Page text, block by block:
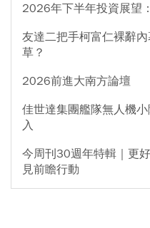
2026年下半年投資展望
友達二把手柯富仁裸辭
草？
2026前進大南方論壇
佳世達集團艦隊無人機
入
今周刊30週年特輯｜更
見前瞻行動